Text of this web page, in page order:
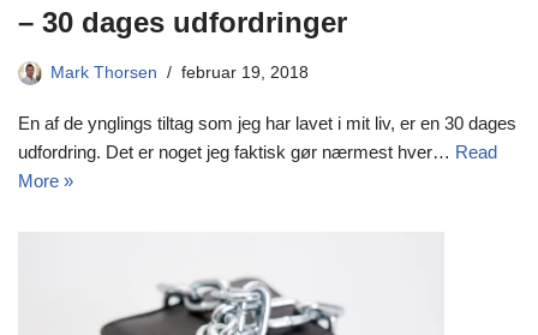
– 30 dages udfordringer
Mark Thorsen februar 19, 2018
En af de ynglings tiltag som jeg har lavet i mit liv, er en 30 dages
udfordring. Det er noget jeg faktisk gør nærmest hver… Read
More »